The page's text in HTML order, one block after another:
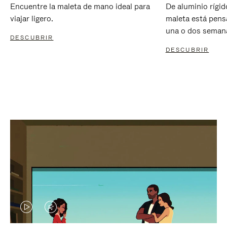
Encuentre la maleta de mano ideal para
viajar ligero.
DESCUBRIR
De aluminio
maleta está
una o dos
DESCUBRIR
EL
EL